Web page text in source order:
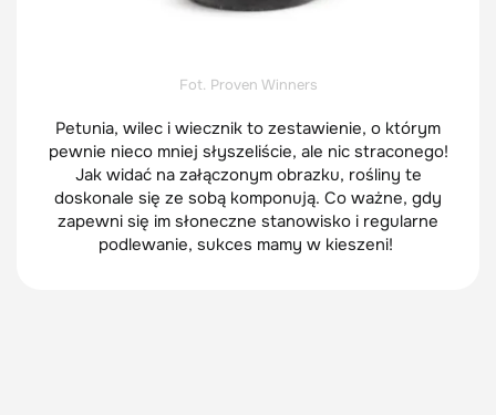
Fot. Proven Winners
Petunia, wilec i wiecznik to zestawienie, o którym
pewnie nieco mniej słyszeliście, ale nic straconego!
Jak widać na załączonym obrazku, rośliny te
doskonale się ze sobą komponują. Co ważne, gdy
zapewni się im słoneczne stanowisko i regularne
podlewanie, sukces mamy w kieszeni!